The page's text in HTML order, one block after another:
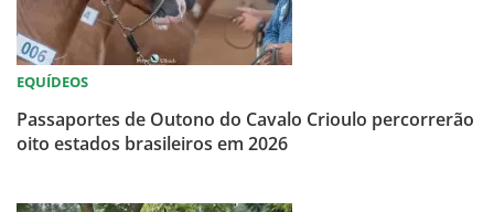
EQUÍDEOS
Passaportes de Outono do Cavalo Crioulo percorrerão
oito estados brasileiros em 2026